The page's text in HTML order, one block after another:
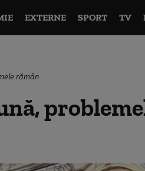
EXTERNE SPORT TV
rămân